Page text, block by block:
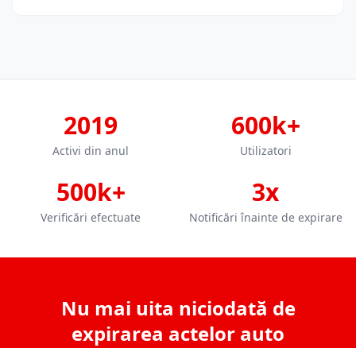
2019
Activi din anul
600k+
Utilizatori
500k+
Verificări efectuate
3x
Notificări înainte de expirare
Nu mai uita niciodată de
expirarea actelor auto